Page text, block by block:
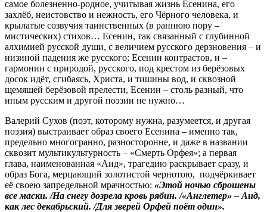
самое болезненно-родное, учитывая жизнь Есенина, его
захлёб, неистовство и нежность, его Чёрного человека, и
крылатые созвучия таинственных (в раннюю пору –
мистических) стихов… Есенин, так связанный с глубинной
алхимией русской души, с величием русского дерзновения – и
низиной падения же русского; Есенин контрастов, и –
гармонии с природой, русского, под крестом из берёзовых
досок идёт, сгибаясь, Христа, и тишины вод, и сквозной
щемящей берёзовой прелести, Есенин – столь разный, что
иным русским и другой поэзии не нужно…
Валерий Сухов (поэт, которому нужна, разумеется, и другая
поэзия) выстраивает образ своего Есенина – именно так,
предельно многогранно, разносторонне, и даже в названии
сквозит мультикультурность – «Смерть Орфея»; а первая
глава, наименованная «Аид», трагедию раскрывает сразу, и
образ Бога, мерцающий золотистой чернотою, подчёркивает
её своею запредельной мрачностью: «Этой ночью сброшены
все маски. /На снегу дозрела кровь рябин. /«Англетер» – Аид,
как лес декабрьский. /Для зверей Орфей поёт один».